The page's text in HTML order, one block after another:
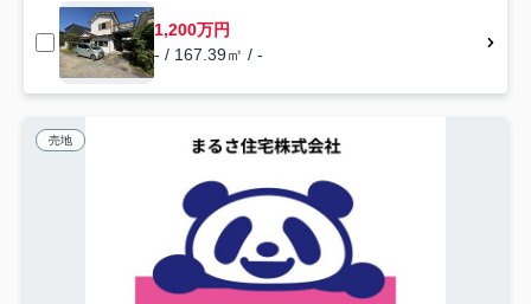
1,200万円
- / 167.39㎡ / -
売地